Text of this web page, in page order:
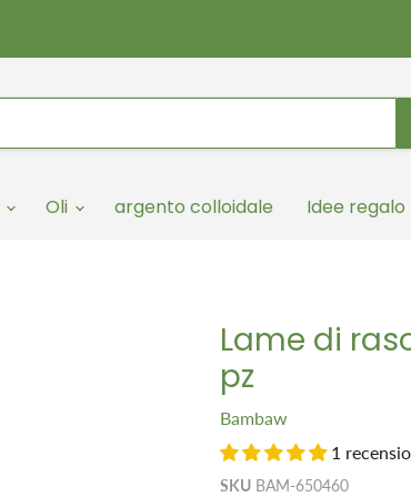
Oli argento colloidale Idee regalo
Lame di
pz
Bambaw
1
SKU BAM-650460